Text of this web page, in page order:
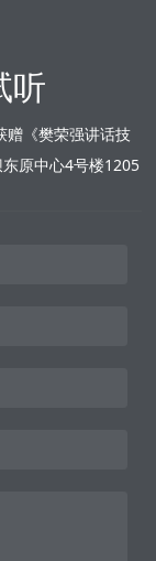
听
赠《樊荣强讲话技
原中心4号楼1205